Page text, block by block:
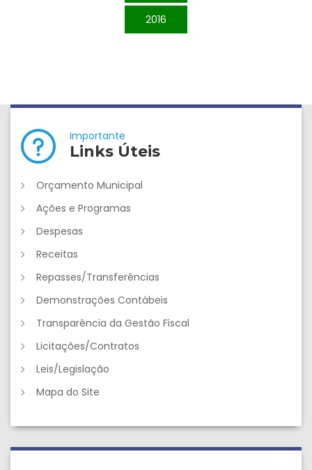
2016
Importante
Links Úteis
Orçamento Municipal
Ações e Programas
Despesas
Receitas
Repasses/Transferências
Demonstrações Contábeis
Transparência da Gestão Fiscal
Licitações/Contratos
Leis/Legislação
Mapa do Site